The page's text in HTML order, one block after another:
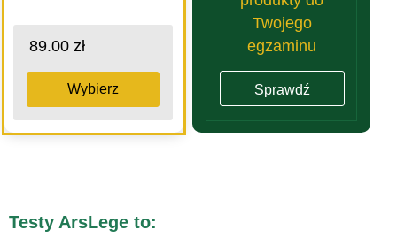
89.00 zł
Wybierz
Twojego
egzaminu
Sprawdź
Testy ArsLege to: